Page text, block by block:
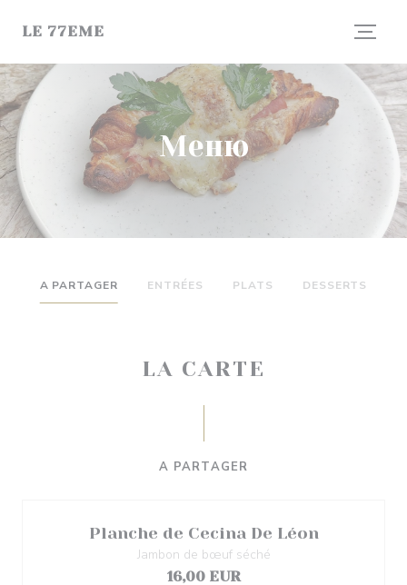
LE 77EME
Меню
A PARTAGER ENTRÉES PLATS DESSERTS
LA CARTE
A PARTAGER
Planche de Cecina De Léon
Jambon de bœuf séché
16,00 EUR